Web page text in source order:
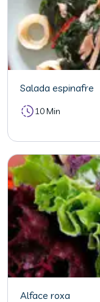
Salada espinafre
10 Min
Alface roxa